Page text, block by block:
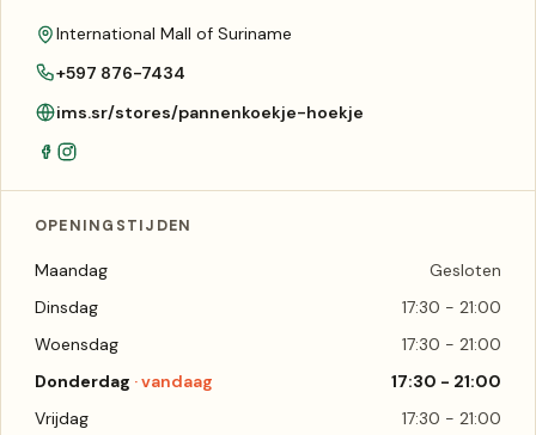
International Mall of Suriname
+597 876-7434
ims.sr/stores/pannenkoekje-hoekje
OPENINGSTIJDEN
Maandag
Gesloten
Dinsdag
17:30 - 21:00
Woensdag
17:30 - 21:00
Donderdag
17:30 - 21:00
Vrijdag
17:30 - 21:00